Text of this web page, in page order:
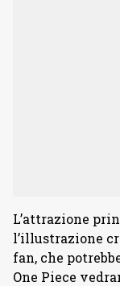
L’attrazione
l’illustrazione
fan, che
One Piece